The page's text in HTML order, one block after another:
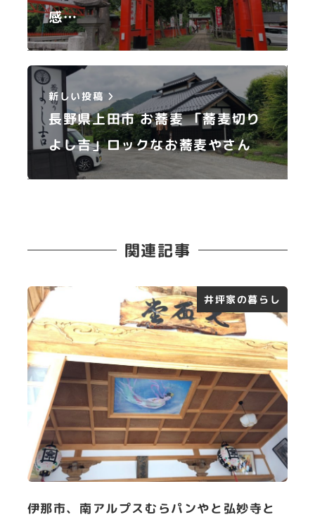
感…
新しい投稿
長野県上田市 お蕎麦 「蕎麦切り
よし吉」ロックなお蕎麦やさん
関連記事
井坪家の暮らし
伊那市、南アルプスむらパンやと弘妙寺と